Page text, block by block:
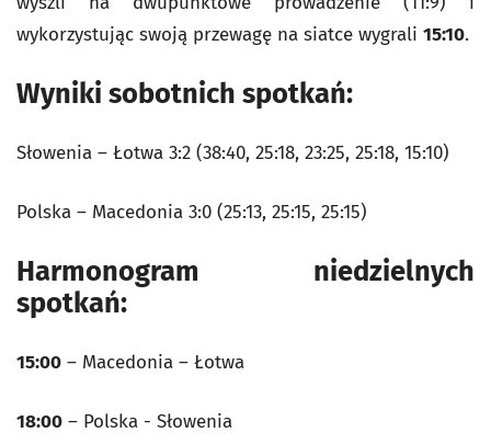
wykorzystując swoją przewagę na siatce wygrali 15:10.
Wyniki sobotnich spotkań:
Słowenia – Łotwa 3:2 (38:40, 25:18, 23:25, 25:18, 15:10)
Polska – Macedonia 3:0 (25:13, 25:15, 25:15)
Harmonogram niedzielnych
spotkań:
15:00 – Macedonia – Łotwa
18:00 – Polska - Słowenia